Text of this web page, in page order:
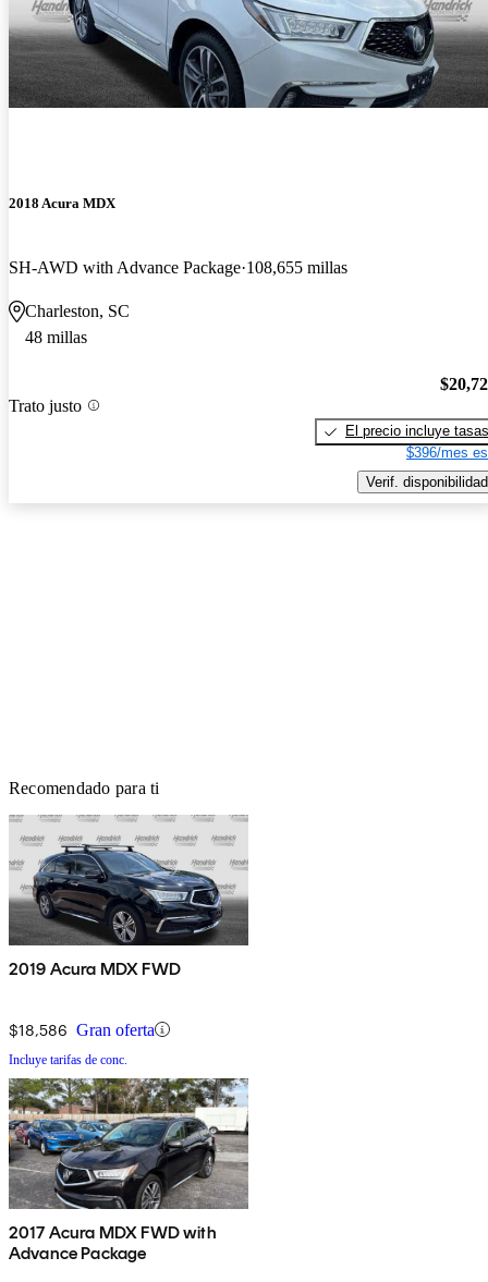
2018 Acura MDX
SH-AWD with Advance Package 108,655 millas
Charleston, SC
48 millas
Trato justo
El precio incluye tasas
$396/mes
Verif. disponibilidad
Recomendado para ti
2019 Acura MDX FWD
$18,586 Gran oferta
Incluye tarifas de conc.
2017 Acura MDX FWD with
Advance Package